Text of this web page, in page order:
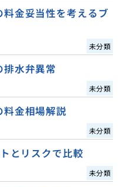
金妥当性を考えるブ
未分類
水弁異常
未分類
金相場解説
未分類
とリスクで比較
未分類